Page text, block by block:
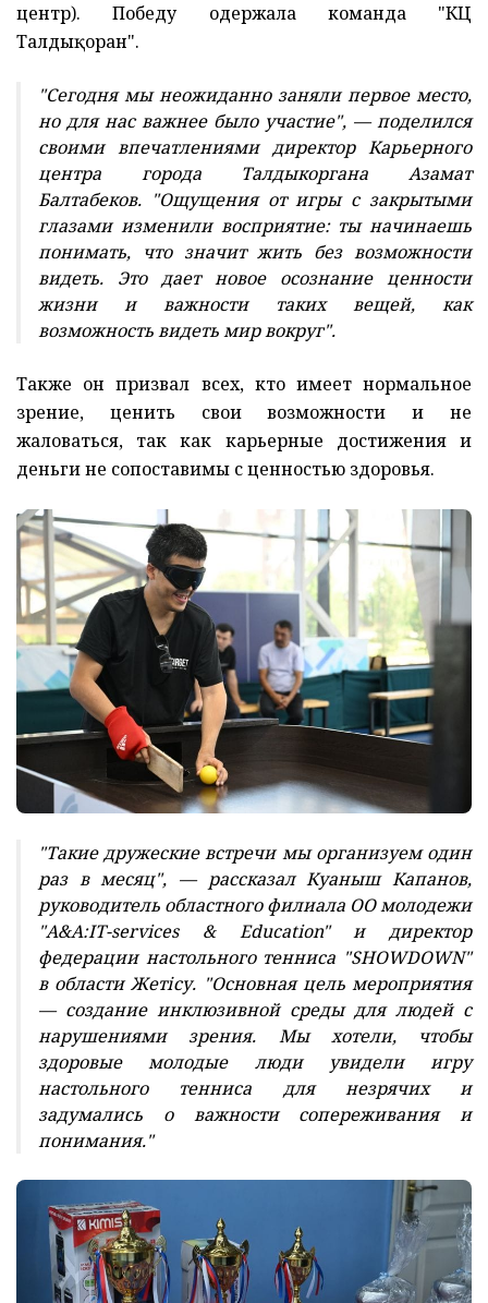
центр). Победу одержала команда "КЦ
Талдықорған".
"Сегодня мы неожиданно заняли первое место,
но для нас важнее было участие", — поделился
своими впечатлениями директор Карьерного
центра города Талдыкоргана Азамат
Балтабеков. "Ощущения от игры с закрытыми
глазами изменили восприятие: ты начинаешь
понимать, что значит жить без возможности
видеть. Это дает новое осознание ценности
жизни и важности таких вещей, как
возможность видеть мир вокруг".
Также он призвал всех, кто имеет нормальное
зрение, ценить свои возможности и не
жаловаться, так как карьерные достижения и
деньги не сопоставимы с ценностью здоровья.
"Такие дружеские встречи мы организуем один
раз в месяц", — рассказал Куаныш Капанов,
руководитель областного филиала ОО молодежи
"A&A:IT-services & Education" и директор
федерации настольного тенниса "SHOWDOWN"
в области Жетісу. "Основная цель мероприятия
— создание инклюзивной среды для людей с
нарушениями зрения. Мы хотели, чтобы
здоровые молодые люди увидели игру
настольного тенниса для незрячих и
задумались о важности сопереживания и
понимания."